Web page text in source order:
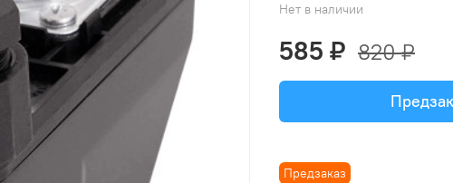
Нет в наличии
Предзаказ
585 ₽ 820 ₽